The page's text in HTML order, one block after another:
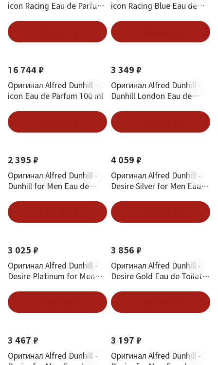
icon Racing Eau de Parfum
icon Racing Blue Eau de
16 744 ₽
Оригинал Alfred Dunhill -
icon Eau de Parfum 100 ml
3 349 ₽
Оригинал Alfred Dunhill -
Dunhill London Eau de
2 395 ₽
Оригинал Alfred Dunhill -
Dunhill for Men Eau de
4 059 ₽
Оригинал Alfred Dunhill -
Desire Silver for Men Eau
3 025 ₽
Оригинал Alfred Dunhill -
Desire Platinum for Men
3 856 ₽
Оригинал Alfred Dunhill -
Desire Gold Eau de Toilette
3 467 ₽
Оригинал Alfred Dunhill -
3 197 ₽
Оригинал Alfred Dunhill -